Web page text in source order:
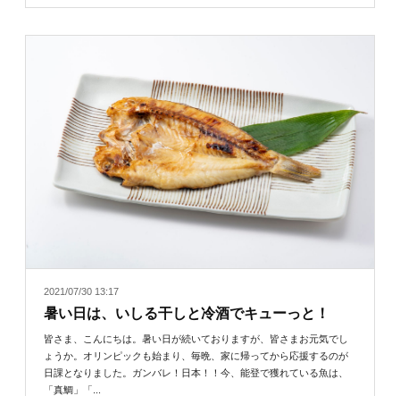
暑い日は、いしる干しと冷酒でキューっと！
2021/07/30 13:17
皆さま、こんにちは。暑い日が続いておりますが、皆さまお元気でし
ょうか。オリンピックも始まり、毎晩、家に帰ってから応援するのが
日課となりました。ガンバレ！日本！！今、能登で獲れている魚は、
「真鯛」「...